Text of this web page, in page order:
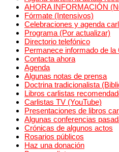
AHORA INFORMACIÓN
Fórmate (Intensivos)
Celebraciones y agenda
Programa (Por actualizar)
Directorio telefónico
Permanece informado de
Contacta ahora
Agenda
Algunas notas de prensa
Doctrina tradicionalista
Libros carlistas
Carlistas TV (YouTube)
Presentaciones de libros
Algunas conferencias
Crónicas de algunos actos
Rosarios públicos
Haz una donación